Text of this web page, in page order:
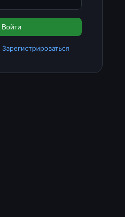
Войти
Зарегистрироваться